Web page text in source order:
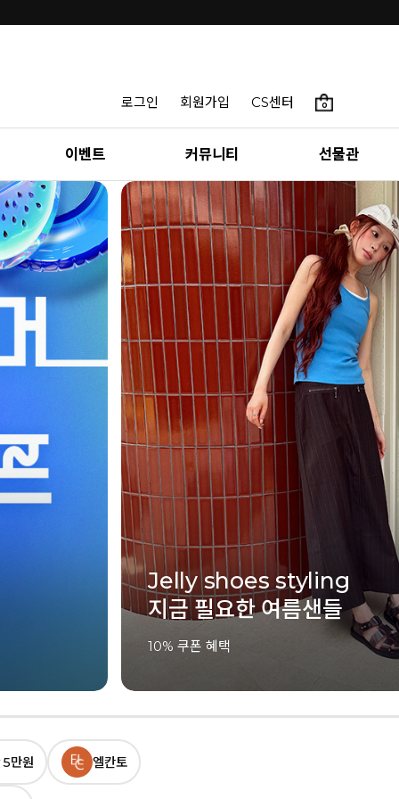
로그인 회원가입 CS센터 0
이벤트 커뮤니티 선물관
Jelly shoes styling
지금 필요한 여름샌들
10% 쿠폰 혜택
5만원 엘칸토